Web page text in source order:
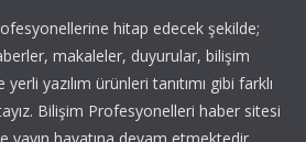
hitap edecek şekilde;
makaleler, duyurular, bilişim
yerli yazılım ürünleri tanıtımı gibi farklı
Bilişim Profesyonelleri haber sitesi
yayın hayatına devam etmektedir.